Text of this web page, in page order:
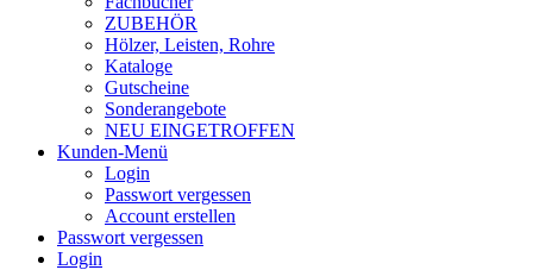
ZUBEHÖR
Hölzer, Leisten, Rohre
Kataloge
Gutscheine
Sonderangebote
NEU EINGETROFFEN
Kunden-Menü
Login
Passwort vergessen
Account erstellen
Passwort vergessen
Login